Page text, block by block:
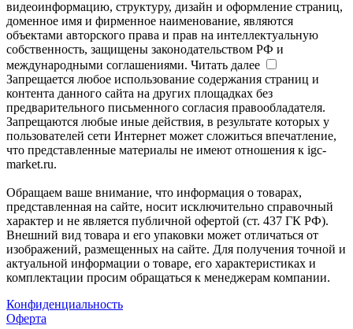
видеоинформацию, структуру, дизайн и оформление страниц,
доменное имя и фирменное наименование, являются
объектами авторского права и прав на интеллектуальную
собственность, защищены законодательством РФ и
международными соглашениями. Читать далее
Запрещается любое использование содержания страниц и
контента данного сайта на других площадках без
предварительного письменного согласия правообладателя.
Запрещаются любые иные действия, в результате которых у
пользователей сети Интернет может сложиться впечатление,
что представленные материалы не имеют отношения к igc-
market.ru.
Обращаем ваше внимание, что информация о товарах,
представленная на сайте, носит исключительно справочный
характер и не является публичной офертой (ст. 437 ГК РФ).
Внешний вид товара и его упаковки может отличаться от
изображений, размещенных на сайте. Для получения точной и
актуальной информации о товаре, его характеристиках и
комплектации просим обращаться к менеджерам компании.
Конфиденциальность
Оферта